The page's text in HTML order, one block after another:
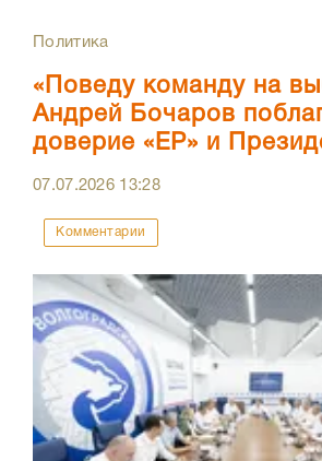
Политика
«Поведу команду на
Андрей Бочаров
доверие «ЕР» и
07.07.2026 13:28
Комментарии